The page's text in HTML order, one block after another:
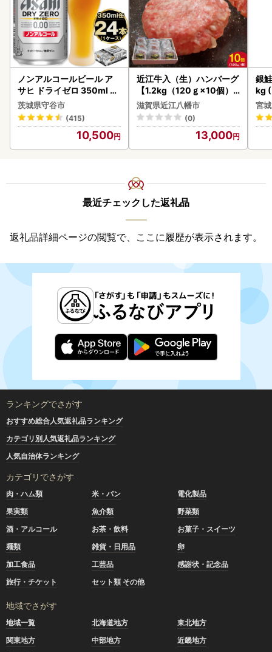
ノンアルコールビール ア
サヒ ドライゼロ 350ml 24
本 ノンアル ビール asashi
守谷市
茨城県守谷市
(415)
10,500
近江牛入（生）ハンバーグ
【1.2kg（120ｇ×10個）
】【AG09W】
滋賀県近江八幡市
(0)
13,000
銀
kg
宮
最近チェックした返礼品
返礼品詳細ページの閲覧で、ここに履歴が表示されます。
ランキングでさがす
おすすめ総合人気返礼品ランキング
カテゴリ別人気返礼品ランキング
人気自治体ランキング
カテゴリでさがす
肉・ハム類 米・パン
電化製品
果実類
魚介類
野菜類
酒・アルコール
お茶・飲料
お菓子・スイーツ
麺類
雑貨・日用品
卵
加工食品
工芸品
感謝状・記念品
旅行・チケット
セット類 その他
地域でさがす
地域一覧 北海道地方
東北地方
関東地方
中部地方
近畿地方